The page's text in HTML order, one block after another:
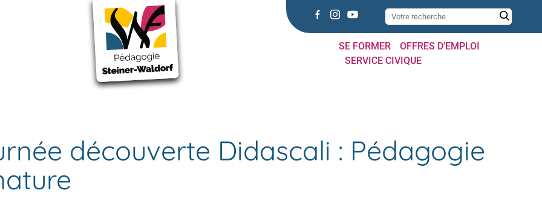
SE FORMER
OFFRES D’EMPLOI
SERVICE CIVIQUE
découverte Didascali : Pédagogie